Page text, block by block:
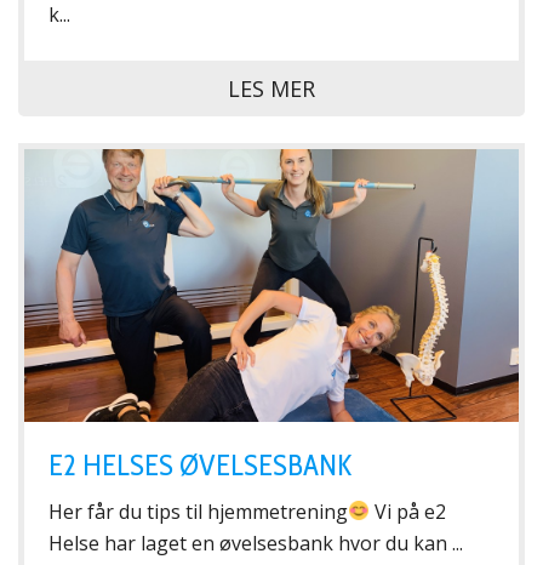
k...
LES MER
E2 HELSES ØVELSESBANK
Her får du tips til hjemmetrening
Vi på e2
Helse har laget en øvelsesbank hvor du kan ...